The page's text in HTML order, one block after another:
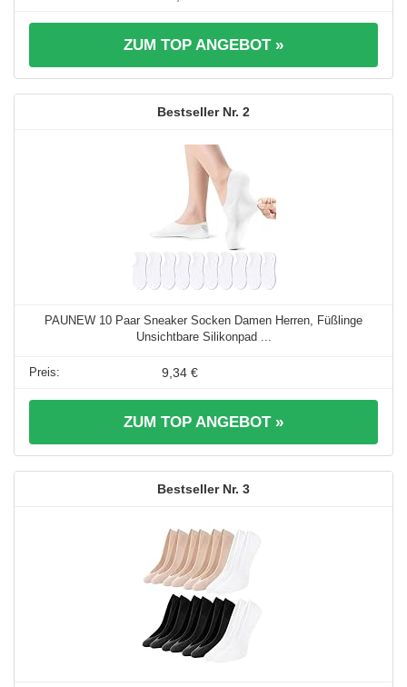
ZUM TOP ANGEBOT »
2
PAUNEW 10 Paar Sneaker Socken Damen Herren, Füßlinge
Unsichtbare Silikonpad ...
9,34 €
ZUM TOP ANGEBOT »
3